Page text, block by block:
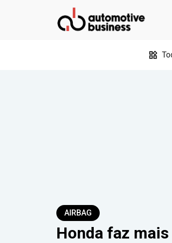
AIRBAG
Honda faz